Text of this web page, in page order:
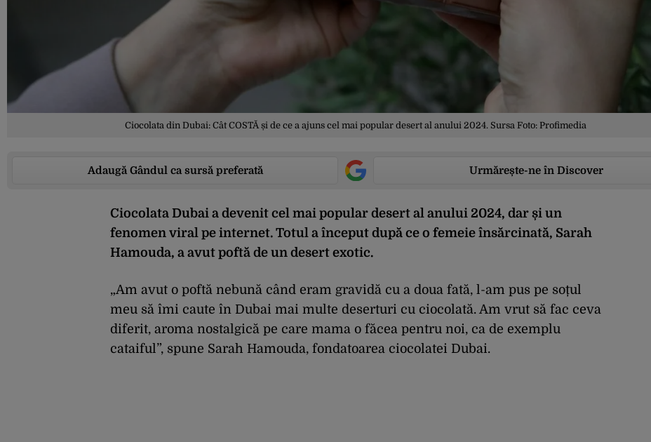
Ciocolata din Dubai: Cât COSTĂ și de ce a ajuns cel mai popular desert al anului 2024. Sursa Foto: Profimedia
Adaugă Gândul ca sursă preferată Urmărește-ne în Discover
Ciocolata Dubai a devenit cel mai popular desert al anului 2024, dar și un
fenomen viral pe internet. Totul a început după ce o femeie însărcinată, Sarah
Hamouda, a avut poftă de un desert exotic.
„Am avut o poftă nebună când eram gravidă cu a doua fată, l-am pus pe soțul
meu să îmi caute în Dubai mai multe deserturi cu ciocolată. Am vrut să fac ceva
diferit, aroma nostalgică pe care mama o făcea pentru noi, ca de exemplu
cataiful”, spune Sarah Hamouda, fondatoarea ciocolatei Dubai.